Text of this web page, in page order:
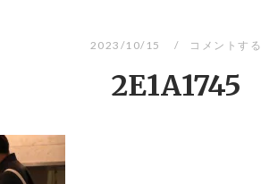
2023/10/15 コメントする
2E1A1745